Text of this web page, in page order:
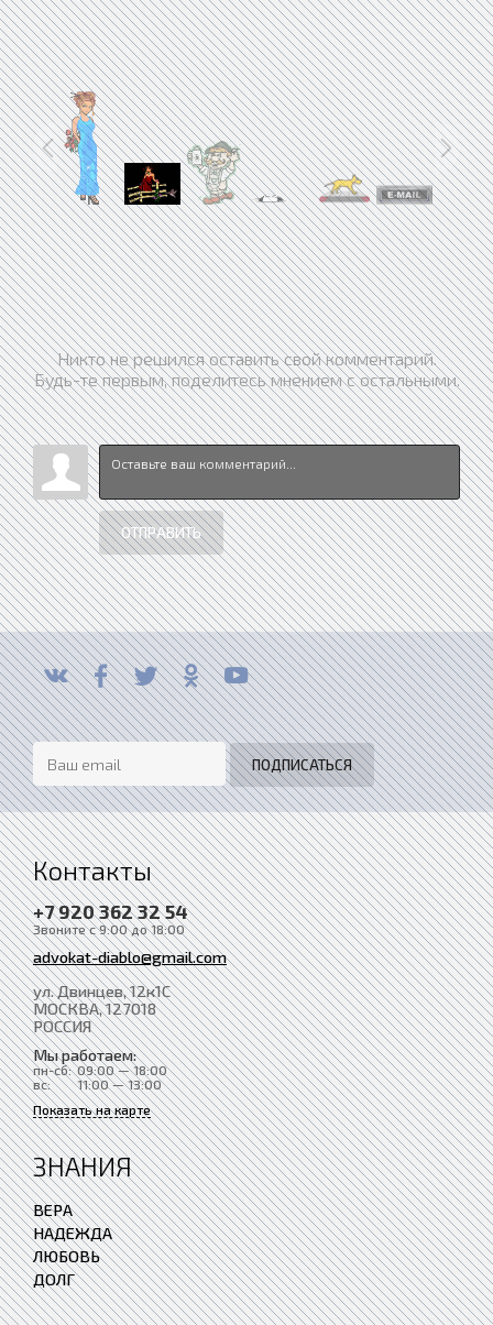
Никто не решился оставить свой комментарий.
Будь-те первым, поделитесь мнением с остальными.
ОТПРАВИТЬ
Контакты
+7 920 362 32 54
Звоните с 9:00 до 18:00
advokat-diablo@gmail.com
ул. Двинцев, 12к1С
МОСКВА, 127018
РОССИЯ
Мы работаем:
пн-сб: 09:00 — 18:00
вс:
11:00 — 13:00
Показать на карте
ЗНАНИЯ
ВЕРА
НАДЕЖДА
ЛЮБОВЬ
ДОЛГ